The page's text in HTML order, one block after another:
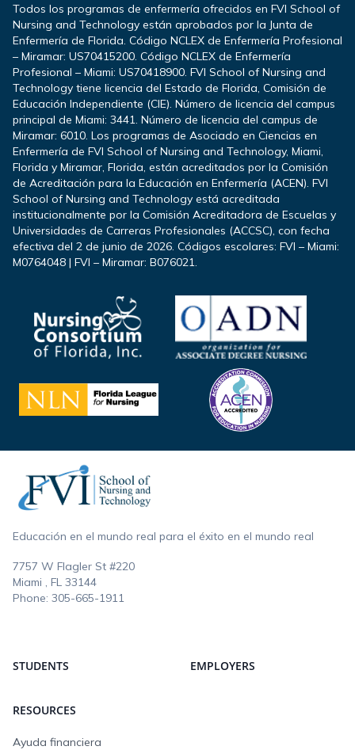
Todos los programas de enfermería ofrecidos en FVI School of
Nursing and Technology están aprobados por la Junta de
Enfermería de Florida. Código NCLEX de Enfermería Profesional
– Miramar: US70415200. Código NCLEX de Enfermería
Profesional – Miami: US70418900. FVI School of Nursing and
Technology tiene licencia del Estado de Florida, Comisión de
Educación Independiente (CIE). Número de licencia del campus
principal de Miami: 3441. Número de licencia del campus de
Miramar: 6010. Los programas de Asociado en Ciencias en
Enfermería de FVI School of Nursing and Technology, Miami,
Florida y Miramar, Florida, están acreditados por la Comisión
de Acreditación para la Educación en Enfermería (ACEN). FVI
School of Nursing and Technology está acreditada
institucionalmente por la Comisión Acreditadora de Escuelas y
Universidades de Carreras Profesionales (ACCSC), con fecha
efectiva del 2 de junio de 2026. Códigos escolares: FVI – Miami:
M0764048 | FVI – Miramar: B076021.
Educación en el mundo real para el éxito en el mundo real
7757 W Flagler St #220
Miami , FL 33144
Phone: 305-665-1911
STUDENTS EMPLOYERS
RESOURCES
Ayuda financiera